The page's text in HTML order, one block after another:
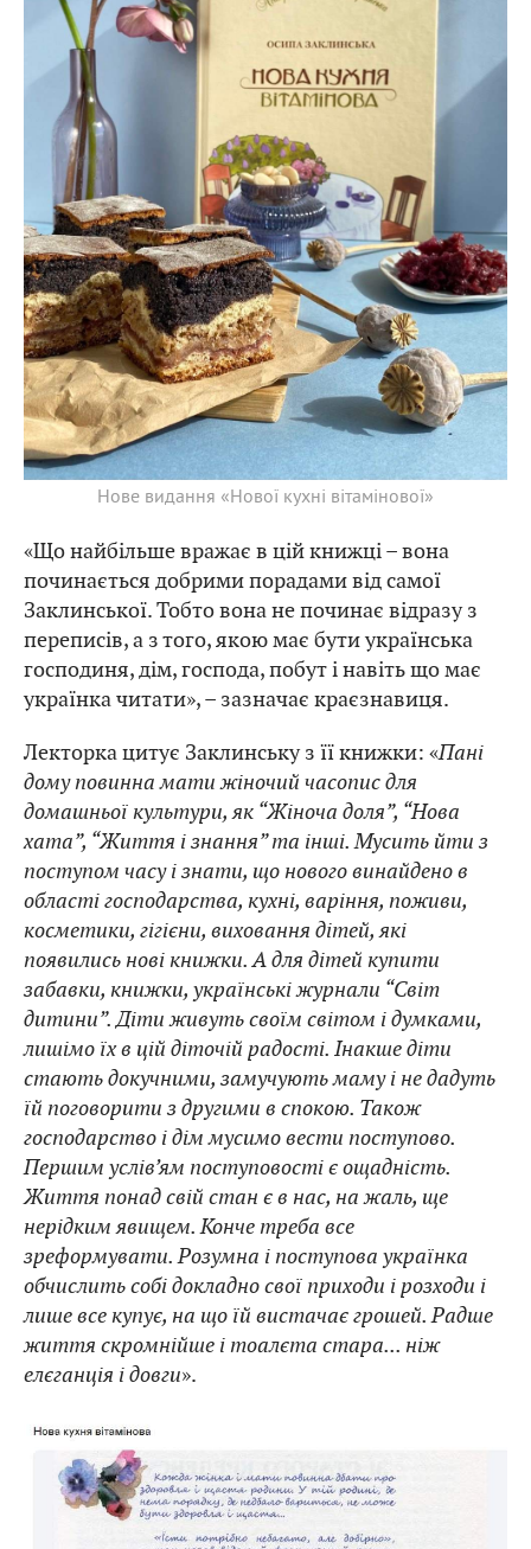
Нове видання «Нової кухні вітамінової»
«Що найбільше вражає в цій книжці – вона
починається добрими порадами від самої
Заклинської. Тобто вона не починає відразу з
переписів, а з того, якою має бути українська
господиня, дім, господа, побут і навіть що має
українка читати», – зазначає краєзнавиця.
Лекторка цитує Заклинську з її книжки: «Пані
дому повинна мати жіночий часопис для
домашньої культури, як “Жіноча доля”, “Нова
хата”, “Життя і знання” та інші. Мусить йти з
поступом часу і знати, що нового винайдено в
області господарства, кухні, варіння, поживи,
косметики, гігієни, виховання дітей, які
появились нові книжки. А для дітей купити
забавки, книжки, українські журнали “Світ
дитини”. Діти живуть своїм світом і думками,
лишімо їх в цій діточій радості. Інакше діти
стають докучними, замучують маму і не дадуть
їй поговорити з другими в спокою. Також
господарство і дім мусимо вести поступово.
Першим услів’ям поступовості є ощадність.
Життя понад свій стан є в нас, на жаль, ще
нерідким явищем. Конче треба все
зреформувати. Розумна і поступова українка
обчислить собі докладно свої приходи і розходи і
лише все купує, на що їй вистачає грошей. Радше
життя скромнійше і тоалєта стара... ніж
елєганція і довги».